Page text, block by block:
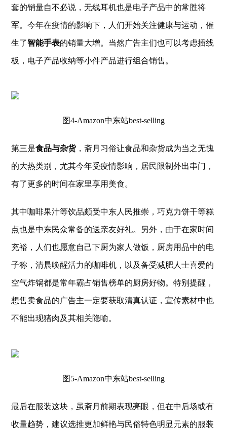
套的销量自不必说，无线耳机也是电子产品中的常胜将
军。今年在疫情的影响下，人们开始关注健康与运动，催
生了智能手表的销量大增。当然广告主们也可以考虑插线
板，电子产品收纳等小件产品进行组合销售。
图4-Amazon中东站best-selling
第三是食品与杂货，斋月习俗让食品和杂货成为当之无愧
的大热类别，尤其今年受疫情影响，居民限制外出串门，
有了更多的时间在家里享用美食。
其中咖啡果汁等饮品颇受中东人民推崇，巧克力饼干等糕
点也是中东民众常备的送亲友好礼。另外，由于在家时间
充裕，人们也愿意自己下厨为家人做饭，厨房用品中的电
子称，清晨唤醒活力的咖啡机，以及备受减肥人士喜爱的
空气炸锅都是常年霸占销售榜单的厨房好物。特别提醒，
想售卖食品的广告主一定要获取清真认证，宣传素材中也
不能出现猪肉及其相关隐喻。
图5-Amazon中东站best-selling
最后在服装这块，虽斋月前期表现亮眼，但在中后场或有
收量趋势，建议选推更加鲜艳与民俗特色明显元素的服装